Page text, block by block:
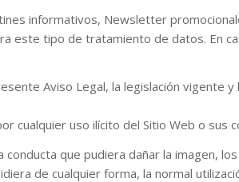
informativos, Newsletter
este tipo de tratamiento de datos. En
Aviso Legal, la legislación vigente
cualquier uso ilícito del Sitio Web o sus
que pudiera dañar la imagen,
de cualquier forma, la normal